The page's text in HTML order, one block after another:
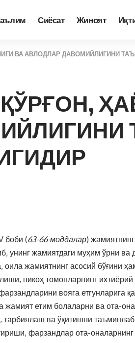
Сиёсат Жиноят
ВА АВЛОДЛАР ДАВОМИЙЛИГИНИ
боби (63-66-моддалар)
унинг жамиятдаги муҳим ўрни ва
оила жамиятнинг асосий бўғини
никоҳ томонларнинг ихтиёрий
вояга етгунларига
жамият етим болаларни ва ота-
ва ўқитишни
фарзандлар ота-